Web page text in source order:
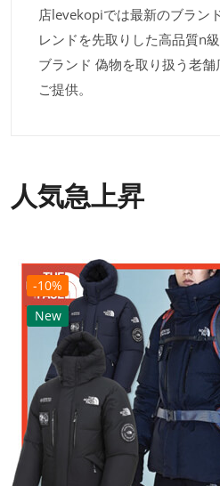
店levekopiでは最新のブラン
レンドを先取りした高品質n
ブランド 偽物を取り扱う老
ご提供。
人気急上昇
-10%
New